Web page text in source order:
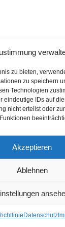
zu bieten,
zu speichern
Technologien
eindeutige IDs auf
nicht erteilst oder
Akzeptieren
Ablehnen
Datenschutz